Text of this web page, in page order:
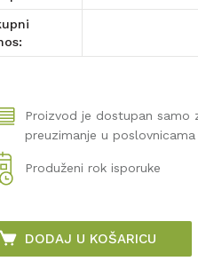
Proizvod je dostupan samo
preuzimanje u poslovnicama
Produženi rok isporuke
DODAJ U KOŠARICU